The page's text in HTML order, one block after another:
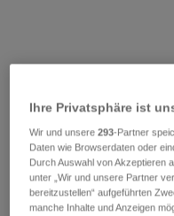
Ihre Privatsphäre ist
Wir und unsere293-Partner
Daten wie Browserdaten oder
Durch Auswahl von Akzeptieren
unter „Wir und unsere Partner
bereitzustellen“ aufgeführten
manche Inhalte und Anzeigen